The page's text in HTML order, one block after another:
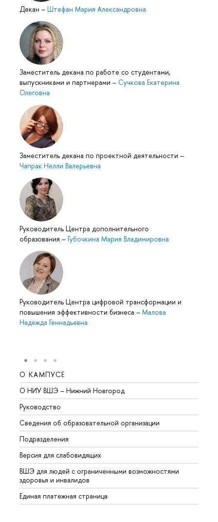
Декан – Штефан Мария Александровна
Заместитель декана по работе со студентами,
выпускниками и партнерами – Сучкова Екатерина
Олеговна
Заместитель декана по проектной деятельности –
Чапрак Нелли Валерьевна
Руководитель Центра дополнительного
образования – Губочкина Мария Владимировна
Руководитель Центра цифровой трансформации и
повышения эффективности бизнеса – Малова
Надежда Геннадьевна
О КАМПУСЕ
О НИУ ВШЭ – Нижний Новгород
Руководство
Сведения об образовательной организации
Подразделения
Версия для слабовидящих
ВШЭ для людей с ограниченными возможностями
здоровья и инвалидов
Единая платежная страница